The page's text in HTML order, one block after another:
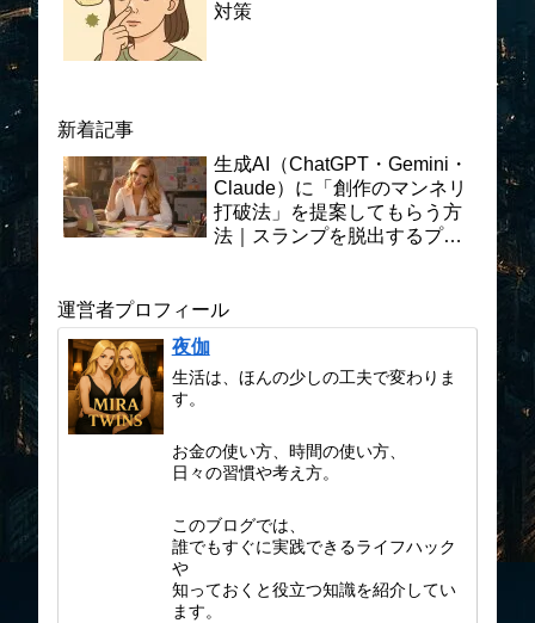
対策
新着記事
生成AI（ChatGPT・Gemini・
Claude）に「創作のマンネリ
打破法」を提案してもらう方
法｜スランプを脱出するプロ
運営者プロフィール
夜伽
生活は、ほんの少しの工夫で変わりま
す。
お金の使い方、時間の使い方、
日々の習慣や考え方。
このブログでは、
誰でもすぐに実践できるライフハック
や
知っておくと役立つ知識を紹介してい
ます。